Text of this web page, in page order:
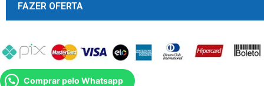
FAZER OFERTA
Comprar pelo Whatsapp